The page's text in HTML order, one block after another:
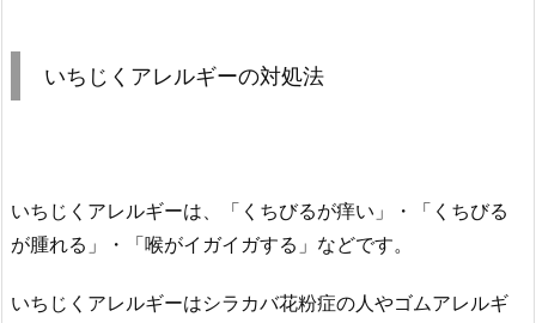
いちじくアレルギーの対処法
いちじくアレルギーは、「くちびるが痒い」・「くちびる
が腫れる」・「喉がイガイガする」などです。
いちじくアレルギーはシラカバ花粉症の人やゴムアレルギ